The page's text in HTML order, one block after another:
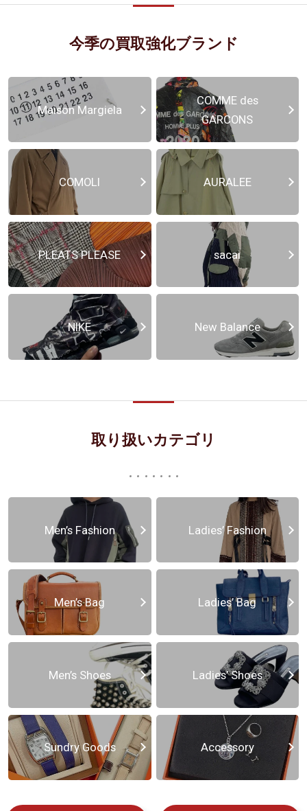
今季の買取強化ブランド
Maison Margiela
COMME des
GARCONS
COMOLI AURALEE
PLEATS PLEASE sacai
NIKE New Balance
取り扱いカテゴリ
Men’s Fashion Ladies’ Fashion
Men’s Bag Ladies’ Bag
Men’s Shoes Ladies’ Shoes
Sundry Goods Accessory